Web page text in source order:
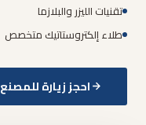
تقنيات الليزر والبلازما
طلاء إلكتروستاتيك متخصص
احجز زيارة للمصنع